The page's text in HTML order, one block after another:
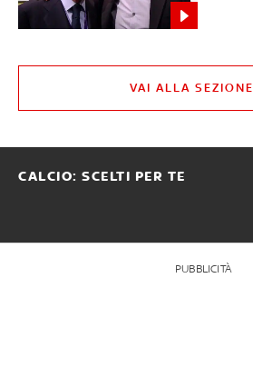
VAI ALLA SEZIONE
CALCIO: SCELTI PER TE
PUBBLICITÀ